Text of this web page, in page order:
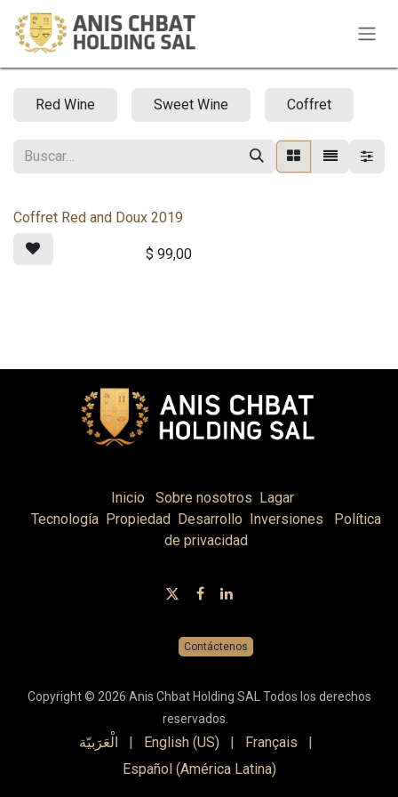
Ir al contenido
Red Wine Sweet Wine Coffret
Coffret Red and Doux 2019
$ 99,00
Inicio Sobre nosotros Lagar
Tecnología Propiedad Desarrollo Inversiones
Política
de privacidad
Contáctenos
Copyright © 2026 Anis Chbat Holding SAL Todos los derechos
reservados.
الْعَرَبيّة | English (US) | Français
|
Español (América Latina)